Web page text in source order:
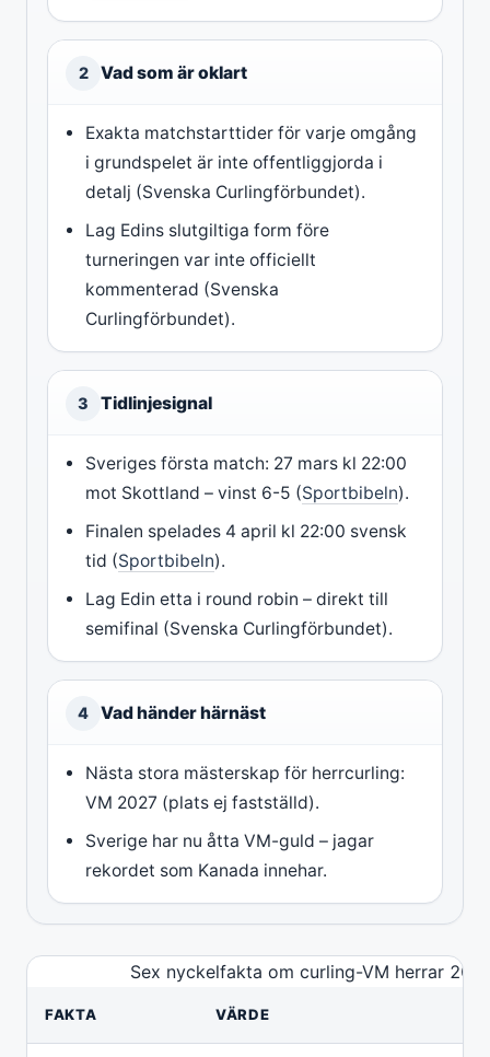
2 Vad som är oklart
Exakta matchstarttider för varje omgång
i grundspelet är inte offentliggjorda i
detalj (Svenska Curlingförbundet).
Lag Edins slutgiltiga form före
turneringen var inte officiellt
kommenterad (Svenska
Curlingförbundet).
3 Tidlinjesignal
Sveriges första match: 27 mars kl 22:00
mot Skottland – vinst 6-5 (Sportbibeln).
Finalen spelades 4 april kl 22:00 svensk
tid (Sportbibeln).
Lag Edin etta i round robin – direkt till
semifinal (Svenska Curlingförbundet).
4 Vad händer härnäst
Nästa stora mästerskap för herrcurling:
VM 2027 (plats ej fastställd).
Sverige har nu åtta VM-guld – jagar
rekordet som Kanada innehar.
Sex nyckelfakta om curling-VM herrar
FAKTA VÄRDE